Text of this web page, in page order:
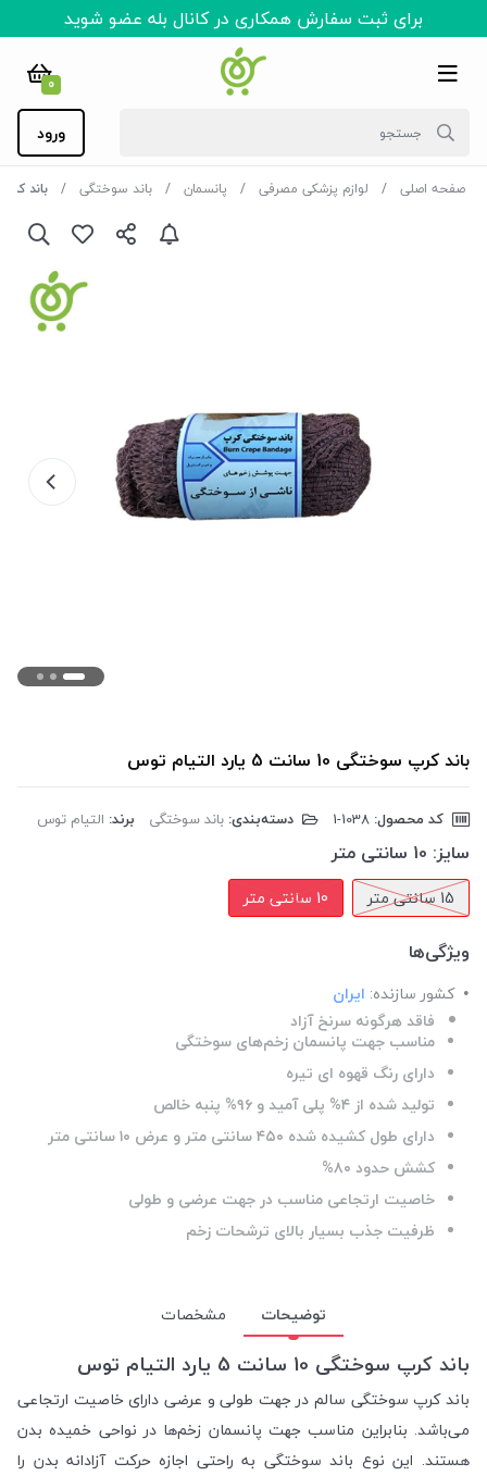
برای ثبت سفارش همکاری در کانال بله عضو شوید
0
ورود
صفحه اصلی لوازم پزشکی مصرفی پانسمان باند سوختگی باند کرپ سوختگی
باند کرپ سوختگی 10 سانت 5 یارد التیام توس
کد محصول: دسته‌بندی: باند سوختگی برند: التیام توس
سایز: 10 سانتی متر
15 سانتی متر 10 سانتی متر
ویژگی‌ها
کشور سازنده: ایران
فاقد هرگونه سرنخ آزاد
مناسب جهت پانسمان زخم‌های سوختگی
دارای رنگ قهوه ای تیره
تولید شده از ۴% پلی آمید و ۹۶% پنبه خالص
دارای طول کشیده شده ۴۵۰ سانتی متر و عرض ۱۰ سانتی متر
کشش حدود ۸۰%
خاصیت ارتجاعی مناسب در جهت عرضی و طولی
ظرفیت جذب بسیار بالای ترشحات زخم
توضیحات مشخصات
باند کرپ سوختگی 10 سانت 5 یارد التیام توس
باند کرپ سوختگی سالم در جهت طولی و عرضی دارای خاصیت ارتجاعی
می‌باشد. بنابراین مناسب جهت پانسمان زخم‌ها در نواحی خمیده بدن
هستند. این نوع باند سوختگی به راحتی اجازه حرکت آزادانه بدن را